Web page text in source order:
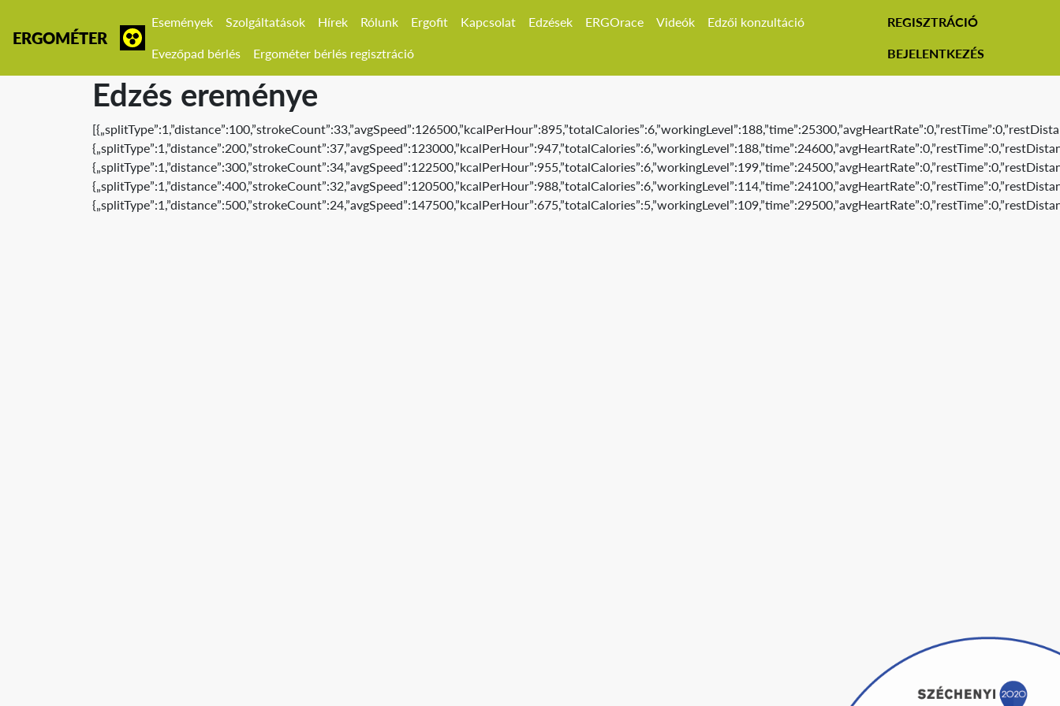
ERGOMÉTER
Események Szolgáltatások Hírek Rólunk Ergofit Kapcsolat Edzések ERGOrace Videók Edzői konzultáció
Evezőpad bérlés Ergométer bérlés regisztráció
REGISZTRÁCIÓ
BEJELENTKEZÉS
Edzés ereménye